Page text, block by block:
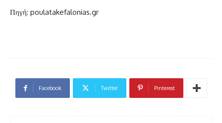
Πηγή: poulatakefalonias.gr
Facebook Twitter Pinterest